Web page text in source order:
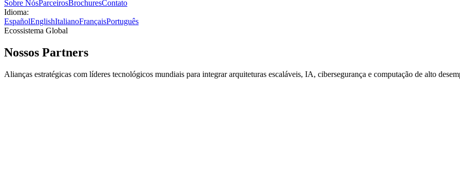
Sobre NósParceirosBrochuresContato
Idioma:
EspañolEnglishItalianoFrançaisPortuguês
Ecossistema Global
Nossos Partners
Alianças estratégicas com líderes tecnológicos mundiais para integrar arquiteturas escaláveis, IA, cibersegurança e computação de alto